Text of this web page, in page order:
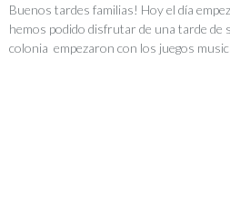
Buenos tardes familias! Hoy el día
hemos podido disfrutar de una tarde de
colonia empezaron con los juegos